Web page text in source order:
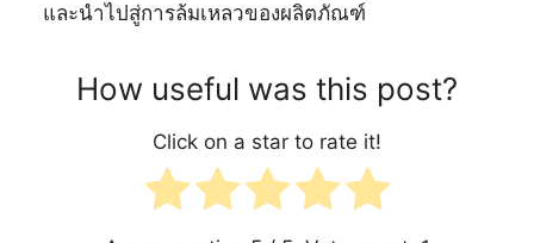
และนำไปสู่การล้มเหลวของผลิตภัณฑ์
How useful was this post?
Click on a star to rate it!